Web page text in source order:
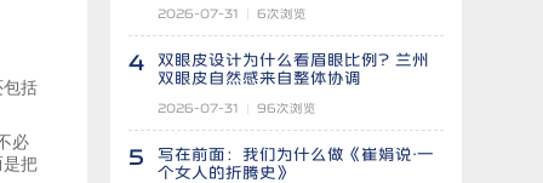
包括
必
是把
2026-07-31 6次浏览
4
双眼皮设计为什么看眉眼比例？兰州
双眼皮自然感来自整体协调
2026-07-31 96次浏览
5
写在前面：我们为什么做《崔娟说·一
个女人的折腾史》